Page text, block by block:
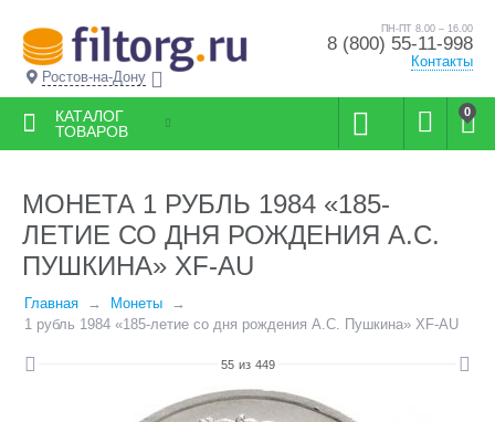
Ростов-на-Дону
ПН-ПТ 8.00 – 16.00
8 (800) 55-11-998
Контакты
0
КАТАЛОГ
ТОВАРОВ
МОНЕТА 1 РУБЛЬ 1984 «185-
ЛЕТИЕ СО ДНЯ РОЖДЕНИЯ А.С.
ПУШКИНА» XF-AU
Главная
Монеты
1 рубль 1984 «185-летие со дня рождения А.С. Пушкина» XF-AU
55 из 449